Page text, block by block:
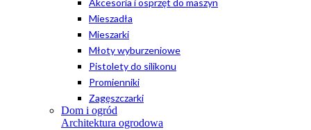
Akcesoria i osprzęt do maszyn
Mieszadła
Mieszarki
Młoty wyburzeniowe
Pistolety do silikonu
Promienniki
Zagęszczarki
Dom i ogród
Architektura ogrodowa